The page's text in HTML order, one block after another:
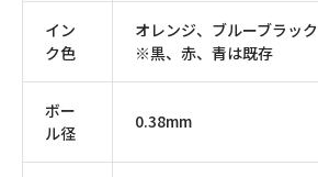
イン
ク色
オレンジ、ブルーブラック
※黒、赤、青は既存
ボー
ル径
0.38mm